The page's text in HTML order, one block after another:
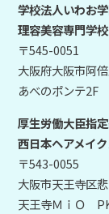
学校法人いわお
理容美容専門学
〒545-0051
大阪府大阪市阿
あべのポンテ2F
厚生労働大臣指
西日本ヘアメイ
〒543-0055
大阪市天王寺区
天王寺ＭｉＯ